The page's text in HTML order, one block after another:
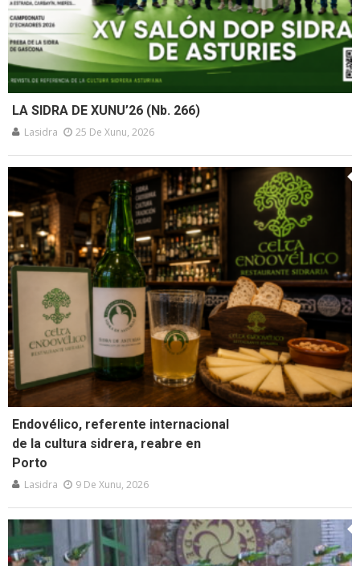
LA SIDRA DE XUNU’26 (Nb. 266)
Lasidra 25 De Xunu, 2026
Endovélico, referente internacional
de la cultura sidrera, reabre en
Porto
Lasidra 9 De Xunu, 2026